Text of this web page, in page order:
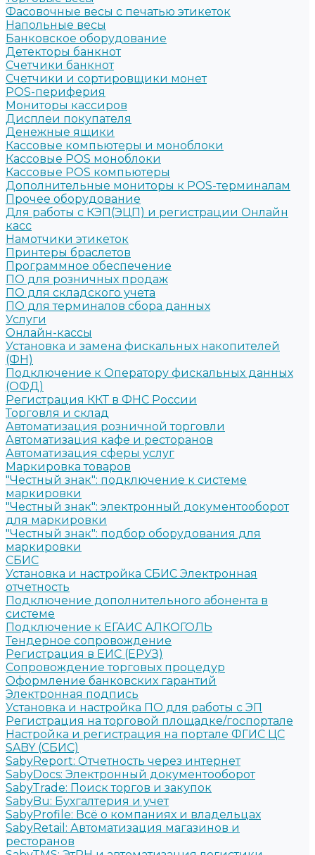
Фасовочные весы с печатью этикеток
Напольные весы
Банковское оборудование
Детекторы банкнот
Счетчики банкнот
Счетчики и сортировщики монет
POS-периферия
Мониторы кассиров
Дисплеи покупателя
Денежные ящики
Кассовые компьютеры и моноблоки
Кассовые POS моноблоки
Кассовые POS компьютеры
Дополнительные мониторы к POS-терминалам
Прочее оборудование
Для работы с КЭП(ЭЦП) и регистрации Онлайн
касс
Намотчики этикеток
Принтеры браслетов
Программное обеспечение
ПО для розничных продаж
ПО для складского учета
ПО для терминалов сбора данных
Услуги
Онлайн-кассы
Установка и замена фискальных накопителей
(ФН)
Подключение к Оператору фискальных данных
(ОФД)
Регистрация ККТ в ФНС России
Торговля и склад
Автоматизация розничной торговли
Автоматизация кафе и ресторанов
Автоматизация сферы услуг
Маркировка товаров
"Честный знак": подключение к системе
маркировки
"Честный знак": электронный документооборот
для маркировки
"Честный знак": подбор оборудования для
маркировки
СБИС
Установка и настройка СБИС Электронная
отчетность
Подключение дополнительного абонента в
системе
Подключение к ЕГАИС АЛКОГОЛЬ
Тендерное сопровождение
Регистрация в ЕИС (ЕРУЗ)
Сопровождение торговых процедур
Оформление банковских гарантий
Электронная подпись
Установка и настройка ПО для работы с ЭП
Регистрация на торговой площадке/госпортале
Настройка и регистрация на портале ФГИС ЦС
SABY (СБИС)
SabyReport: Отчетность через интернет
SabyDocs: Электронный документооборот
SabyTrade: Поиск торгов и закупок
SabyBu: Бухгалтерия и учет
SabyProfile: Всё о компаниях и владельцах
SabyRetail: Автоматизация магазинов и
ресторанов